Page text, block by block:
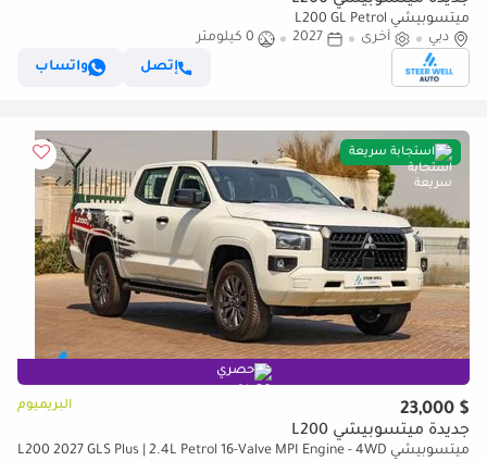
ميتسوبيشي L200 GL Petrol
دبي
أخرى 2027
0 كيلومتر
إتصل
واتساب
استجابة سريعة
حصري
$ 23,000 البريميوم
جديدة ميتسوبيشي L200
ميتسوبيشي L200 2027 GLS Plus | 2.4L Petrol 16-Valve MPI Engine - 4WD